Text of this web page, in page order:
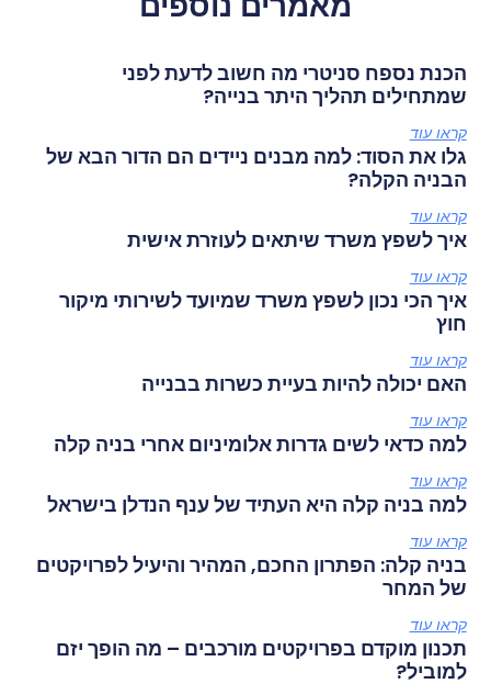
הכנת נספח סניטרי מה חשוב לדעת לפני
שמתחילים תהליך היתר בנייה?
קראו עוד
גלו את הסוד: למה מבנים ניידים הם הדור הבא של
הבניה הקלה?
קראו עוד
איך לשפץ משרד שיתאים לעוזרת אישית
קראו עוד
איך הכי נכון לשפץ משרד שמיועד לשירותי מיקור
חוץ
קראו עוד
האם יכולה להיות בעיית כשרות בבנייה
קראו עוד
למה כדאי לשים גדרות אלומיניום אחרי בניה קלה
קראו עוד
למה בניה קלה היא העתיד של ענף הנדלן בישראל
קראו עוד
בניה קלה: הפתרון החכם, המהיר והיעיל לפרויקטים
של המחר
קראו עוד
תכנון מוקדם בפרויקטים מורכבים – מה הופך יזם
למוביל?